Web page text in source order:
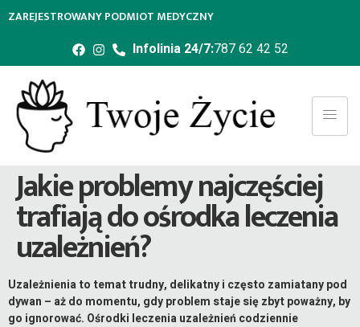
ZAREJESTROWANY PODMIOT MEDYCZNY
Infolinia 24/7:787 62 42 52
Jakie problemy najczęściej
trafiają do ośrodka leczenia
uzależnień?
Uzależnienia to temat trudny, delikatny i często zamiatany pod
dywan – aż do momentu, gdy problem staje się zbyt poważny, by
go ignorować. Ośrodki leczenia uzależnień codziennie